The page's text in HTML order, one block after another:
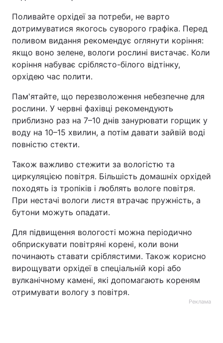
Поливайте орхідеї за потреби, не варто
дотримуватися якогось суворого графіка. Перед
поливом видання рекомендує оглянути коріння:
якщо воно зелене, вологи рослині вистачає. Коли
коріння набуває сріблясто-білого відтінку,
орхідею час полити.
Пам'ятайте, що перезволоження небезпечне для
рослини. У червні фахівці рекомендують
приблизно раз на 7–10 днів занурювати горщик у
воду на 10–15 хвилин, а потім давати зайвій воді
повністю стекти.
Також важливо стежити за вологістю та
циркуляцією повітря. Більшість домашніх орхідей
походять із тропіків і люблять вологе повітря.
При нестачі вологи листя втрачає пружність, а
бутони можуть опадати.
Для підвищення вологості можна періодично
обприскувати повітряні корені, коли вони
починають ставати сріблястими. Також корисно
вирощувати орхідеї в спеціальній корі або
вулканічному камені, які допомагають кореням
отримувати вологу з повітря.
Реклама